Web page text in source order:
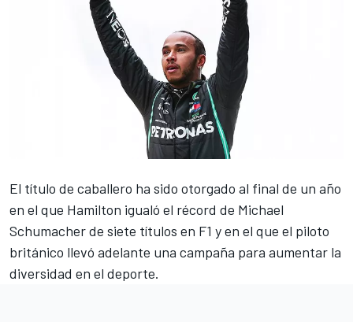
El título de caballero ha sido otorgado al final de un año
en el que Hamilton igualó el récord de Michael
Schumacherde siete títulos en F1 y en el que el piloto
británico llevó adelante una campaña para aumentar la
diversidad en el deporte.